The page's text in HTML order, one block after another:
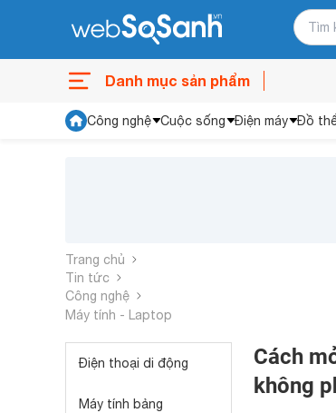
Danh mục sản phẩm
Công nghệ Cuộc sống Điện máy Đồ
Trang chủ
Tin tức
Công nghệ
Máy tính - Laptop
Điện thoại di động
Máy tính bảng
Cách
không